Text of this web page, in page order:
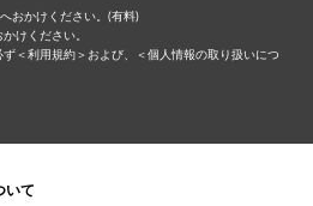
おかけください。(有料)
けください。
ず ＜利⽤規約＞ および、
＜個⼈情報の取り扱いにつ
いて